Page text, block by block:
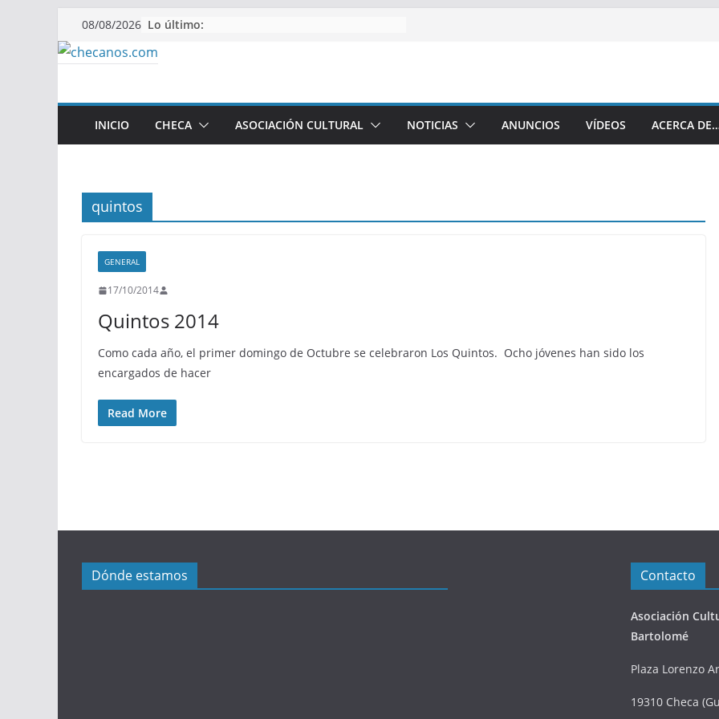
Saltar
al
contenido
08/08/2026 Lo último:
INICIO CHECA ASOCIACIÓN CULTURAL NOTICIAS ANUNCIOS VÍDEOS ACERCA
quintos
GENERAL
17/10/2014
Quintos 2014
Como cada año, el primer domingo de Octubre se celebraron Los Quintos. Ocho jóvenes han sido los
encargados de hacer
Read More
Dónde estamos Contacto
Asociación
Bartolomé
Plaza Lorenzo
19310 Checa